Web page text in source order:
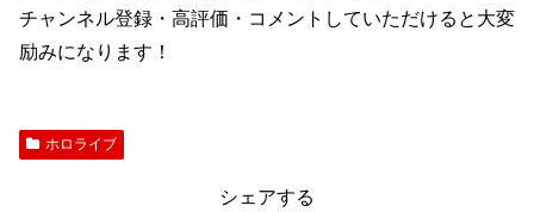
チャンネル登録・高評価・コメントしていただけると大変
励みになります！
ホロライブ
シェアする